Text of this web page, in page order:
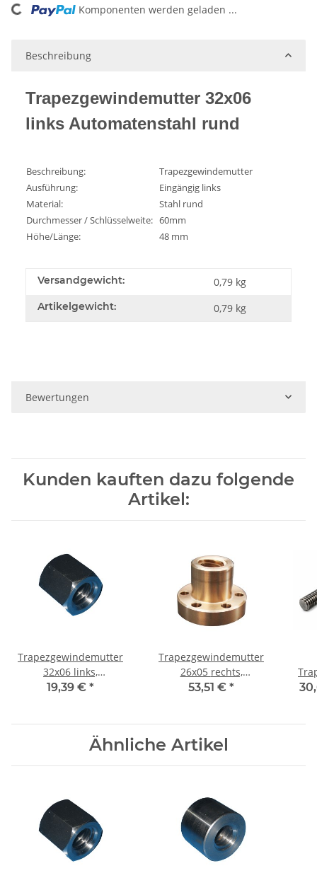
Komponenten werden geladen ...
Beschreibung
Trapezgewindemutter 32x06
links Automatenstahl rund
Beschreibung:
Trapezgewindemutter
Ausführung:
Eingängig links
Material:
Stahl rund
Durchmesser / Schlüsselweite: 60mm
Höhe/Länge:
48 mm
Versandgewicht: 0,79 kg
Artikelgewicht: 0,79 kg
Bewertungen
Kunden kauften dazu folgende
Artikel:
Trapezgewindemutter
32x06 links,
Automatenstahl, 6-kant
19,39 € *
Trapezgewindemutter
26x05 rechts,
einbaufertige
53,51 € *
Ähnliche Artikel